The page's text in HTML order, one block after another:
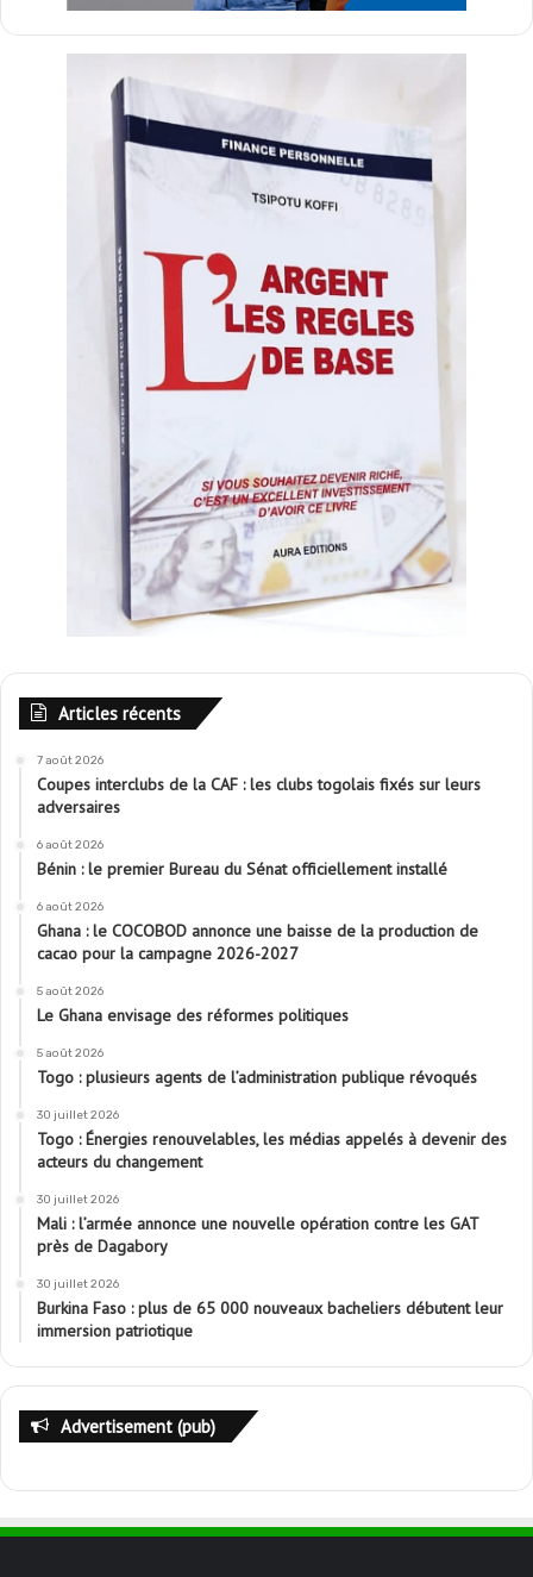
Articles récents
7 août 2026
Coupes interclubs de la CAF : les clubs togolais fixés sur leurs
adversaires
6 août 2026
Bénin : le premier Bureau du Sénat officiellement installé
6 août 2026
Ghana : le COCOBOD annonce une baisse de la production de
cacao pour la campagne 2026-2027
5 août 2026
Le Ghana envisage des réformes politiques
5 août 2026
Togo : plusieurs agents de l’administration publique révoqués
30 juillet 2026
Togo : Énergies renouvelables, les médias appelés à devenir des
acteurs du changement
30 juillet 2026
Mali : l’armée annonce une nouvelle opération contre les GAT
près de Dagabory
30 juillet 2026
Burkina Faso : plus de 65 000 nouveaux bacheliers débutent leur
immersion patriotique
Advertisement (pub)